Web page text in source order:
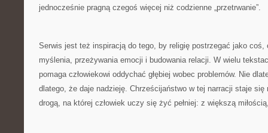
jednocześnie pragną czegoś więcej niż codzienne „przetrwanie”.
Serwis jest też inspiracją do tego, by religię postrzegać jako coś,
myślenia, przeżywania emocji i budowania relacji. W wielu
pomaga człowiekowi oddychać głębiej wobec problemów. Nie
dlatego, że daje nadzieję. Chrześcijaństwo w tej narracji staje się
drogą, na której człowiek uczy się żyć pełniej: z większą